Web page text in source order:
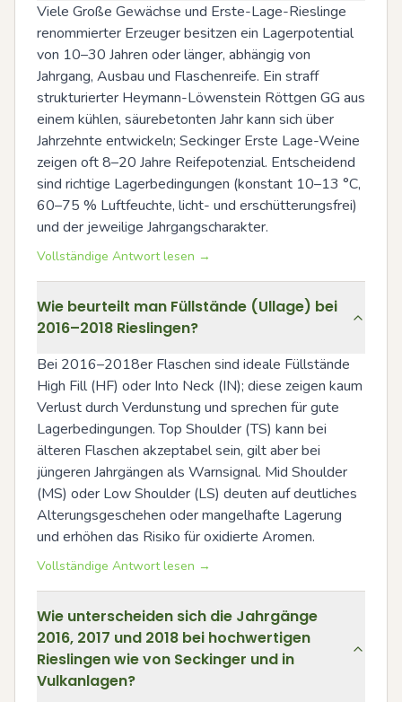
Viele Große Gewächse und Erste-Lage-Rieslinge
renommierter Erzeuger besitzen ein Lagerpotential
von 10–30 Jahren oder länger, abhängig von
Jahrgang, Ausbau und Flaschenreife. Ein straff
strukturierter Heymann-Löwenstein Röttgen GG aus
einem kühlen, säurebetonten Jahr kann sich über
Jahrzehnte entwickeln; Seckinger Erste Lage-Weine
zeigen oft 8–20 Jahre Reifepotenzial. Entscheidend
sind richtige Lagerbedingungen (konstant 10–13 °C,
60–75 % Luftfeuchte, licht- und erschütterungsfrei)
und der jeweilige Jahrgangscharakter.
Vollständige Antwort lesen →
Wie beurteilt man Füllstände (Ullage) bei
2016–2018 Rieslingen?
Bei 2016–2018er Flaschen sind ideale Füllstände
High Fill (HF) oder Into Neck (IN); diese zeigen kaum
Verlust durch Verdunstung und sprechen für gute
Lagerbedingungen. Top Shoulder (TS) kann bei
älteren Flaschen akzeptabel sein, gilt aber bei
jüngeren Jahrgängen als Warnsignal. Mid Shoulder
(MS) oder Low Shoulder (LS) deuten auf deutliches
Alterungsgeschehen oder mangelhafte Lagerung
und erhöhen das Risiko für oxidierte Aromen.
Vollständige Antwort lesen →
Wie unterscheiden sich die Jahrgänge
2016, 2017 und 2018 bei hochwertigen
Rieslingen wie von Seckinger und in
Vulkanlagen?